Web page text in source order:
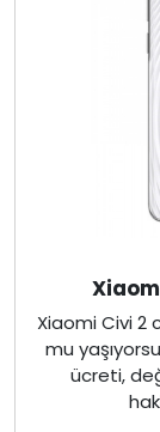
Xiaomi Civi 2
mu
ücreti,